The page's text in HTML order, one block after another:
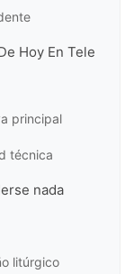
Hoy En Tele
principal
técnica
nada
litúrgico